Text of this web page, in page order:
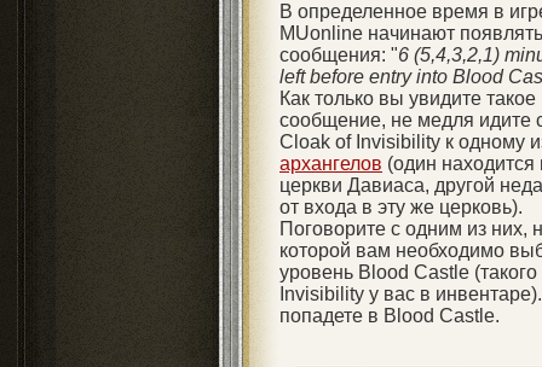
В определенное время в
MUonline начинают
сообщения: "6 (5,4,3,2,1)
left before entry into Blood
Как только вы увидите такое
сообщение, не медля идите
Cloak of Invisibility к одному
архангелов (один находится
церкви Давиаса, другой
от входа в эту же церковь).
Поговорите с одним из них,
которой вам необходимо
уровень Blood Castle
Invisibility у вас в
попадете в Blood Castle.